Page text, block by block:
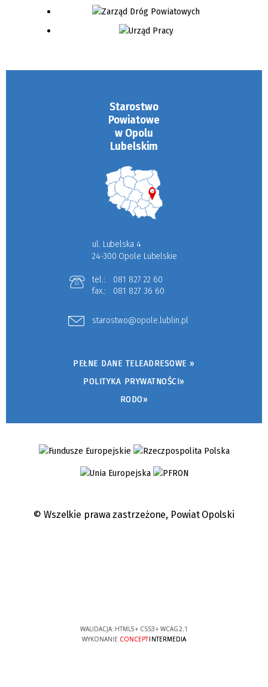
Starostwo
Powiatowe
w Opolu
Lubelskim
ul. Lubelska 4
24-300 Opole Lubelskie
tel.:
081 827 22 60
fax.:
081 827 36 60
starostwo@opole.lublin.pl
PEŁNE DANE TELEADRESOWE »
POLITYKA PRYWATNOŚCI»
RODO»
© Wszelkie prawa zastrzeżone, Powiat Opolski
WALIDACJA: HTML5+ CSS3+ WCAG 2.1
WYKONANIE CONCEPTINTERMEDIA